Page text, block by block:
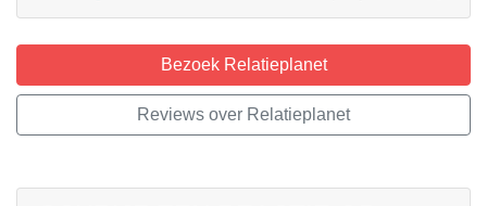
Bezoek Relatieplanet
Reviews over Relatieplanet